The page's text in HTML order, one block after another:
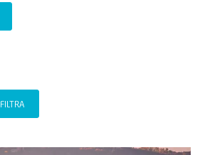
FILTRA